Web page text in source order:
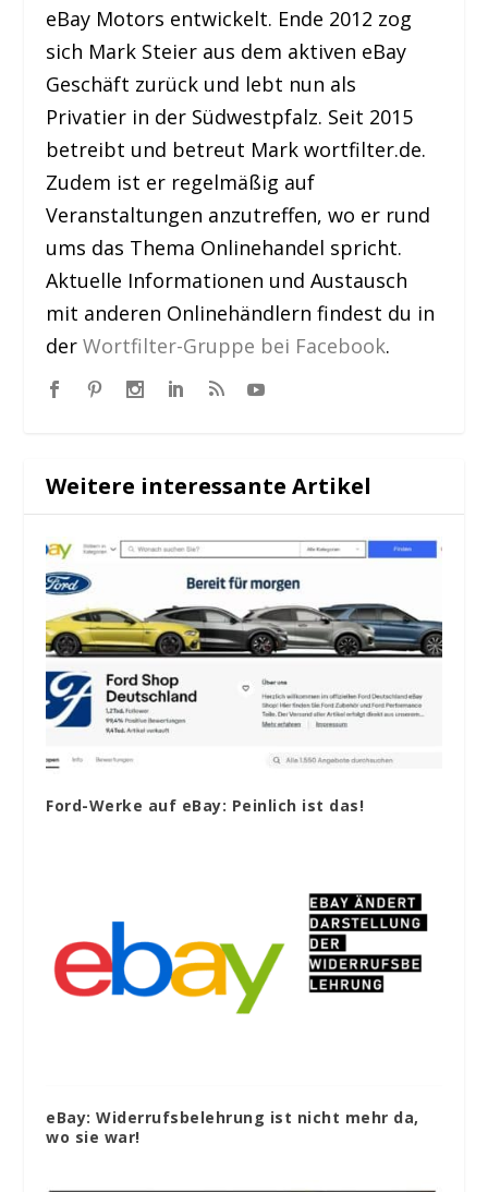
eBay Motors entwickelt. Ende 2012 zog
sich Mark Steier aus dem aktiven eBay
Geschäft zurück und lebt nun als
Privatier in der Südwestpfalz. Seit 2015
betreibt und betreut Mark wortfilter.de.
Zudem ist er regelmäßig auf
Veranstaltungen anzutreffen, wo er rund
ums das Thema Onlinehandel spricht.
Aktuelle Informationen und Austausch
mit anderen Onlinehändlern findest du in
derWortfilter-Gruppe bei Facebook.
Weitere interessante Artikel
Ford-Werke auf eBay: Peinlich ist das!
eBay: Widerrufsbelehrung ist nicht mehr da,
wo sie war!